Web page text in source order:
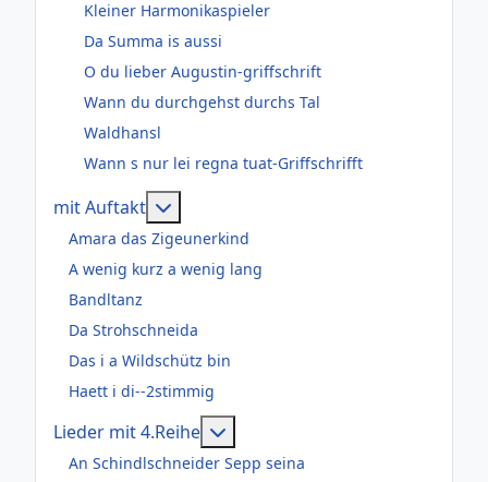
Kleiner Harmonikaspieler
Da Summa is aussi
O du lieber Augustin-griffschrift
Wann du durchgehst durchs Tal
Waldhansl
Wann s nur lei regna tuat-Griffschrifft
mit Auftakt
Amara das Zigeunerkind
A wenig kurz a wenig lang
Bandltanz
Da Strohschneida
Das i a Wildschütz bin
Haett i di--2stimmig
Lieder mit 4.Reihe
An Schindlschneider Sepp seina